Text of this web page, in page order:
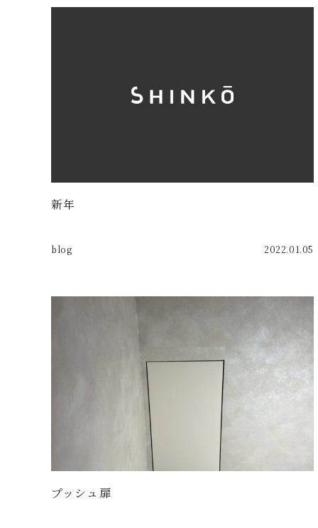
新年
blog 2022.01.05
プッシュ扉